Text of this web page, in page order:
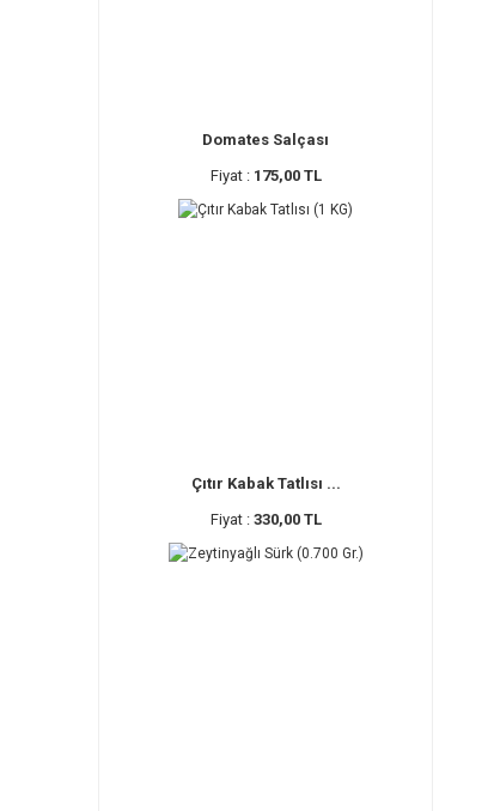
Domates Salçası
Fiyat : 175,00 TL
Çıtır Kabak Tatlısı ...
Fiyat : 330,00 TL